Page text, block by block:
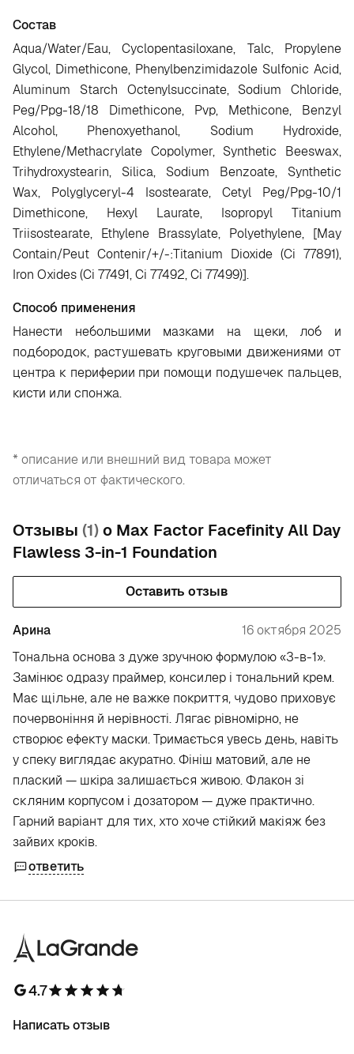
Состав
Aqua/Water/Eau, Cyclopentasiloxane, Talc, Propylene
Glycol, Dimethicone, Phenylbenzimidazole Sulfonic Acid,
Aluminum Starch Octenylsuccinate, Sodium Chloride,
Peg/Ppg-18/18 Dimethicone, Pvp, Methicone, Benzyl
Alcohol, Phenoxyethanol, Sodium Hydroxide,
Ethylene/Methacrylate Copolymer, Synthetic Beeswax,
Trihydroxystearin, Silica, Sodium Benzoate, Synthetic
Wax, Polyglyceryl-4 Isostearate, Cetyl Peg/Ppg-10/1
Dimethicone, Hexyl Laurate, Isopropyl Titanium
Triisostearate, Ethylene Brassylate, Polyethylene, [May
Contain/Peut Contenir/+/-:Titanium Dioxide (Ci 77891),
Iron Oxides (Ci 77491, Ci 77492, Ci 77499)].
Способ применения
Нанести небольшими мазками на щеки, лоб и
подбородок, растушевать круговыми движениями от
центра к периферии при помощи подушечек пальцев,
кисти или спонжа.
* описание или внешний вид товара может
отличаться от фактического.
Отзывы (1)о Max Factor Facefinity All Day
Flawless 3-in-1 Foundation
Оставить отзыв
Арина
16 октября 2025
Тональна основа з дуже зручною формулою «3-в-1».
Замінює одразу праймер, консилер і тональний крем.
Має щільне, але не важке покриття, чудово приховує
почервоніння й нерівності. Лягає рівномірно, не
створює ефекту маски. Тримається увесь день, навіть
у спеку виглядає акуратно. Фініш матовий, але не
плаский — шкіра залишається живою. Флакон зі
скляним корпусом і дозатором — дуже практично.
Гарний варіант для тих, хто хоче стійкий макіяж без
зайвих кроків.
ответить
4.7
Написать отзыв